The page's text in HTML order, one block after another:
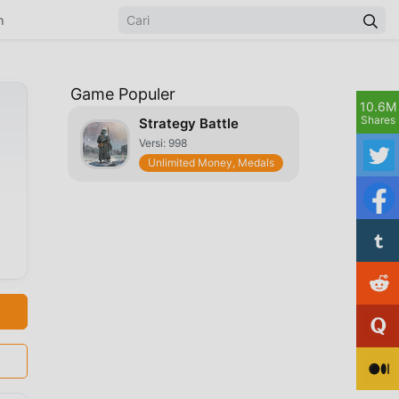
Game Populer
Strategy Battle
Versi: 998
Unlimited Money, Medals
10.6M
Shares